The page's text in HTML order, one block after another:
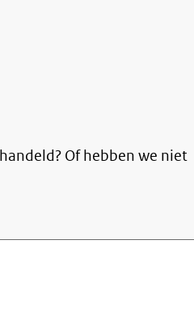
Of hebben we niet